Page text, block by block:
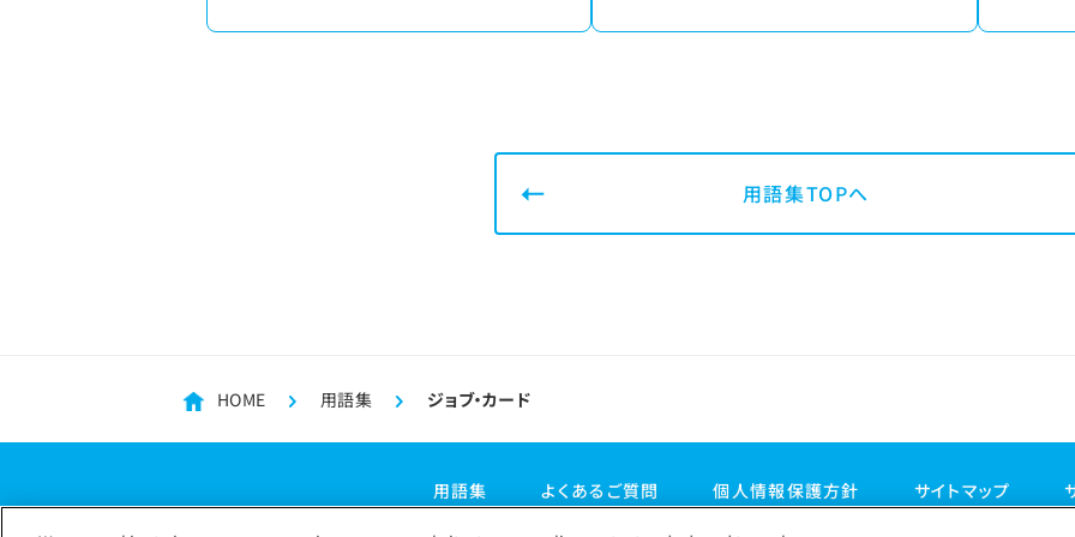
用語集TOPへ
HOME 用語集 ジョブ・カード
用語集 よくあるご質問 個人情報保護方針 サイトマップ